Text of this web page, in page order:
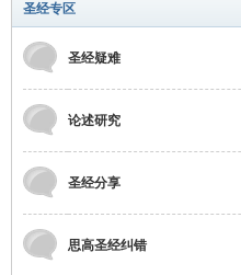
圣经专区
圣经疑难
论述研究
圣经分享
思高圣经纠错